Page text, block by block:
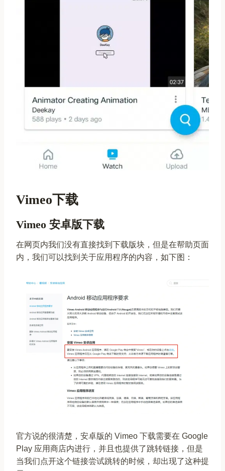
Vimeo下载
Vimeo 安卓版下载
在网页内我们没有直接找到下载版块，但是在帮助页面
内，我们可以找到关于应用程序的内容，如下图：
官方说的很清楚，安卓版的 Vimeo 下载需要在 Google
Play 应用商店内进行，并且也提供了跳转链接，但是
当我们点开这个链接尝试跳转的时候，却出现了这种提